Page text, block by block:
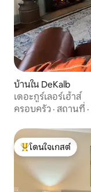
บ้านใน DeKalb
เดอะกูร์เลอร์เฮ้าส์
ครอบครัว · สถานที่ ·
โดนใจเกสต์ที่สุด
โดนใจเกสต์